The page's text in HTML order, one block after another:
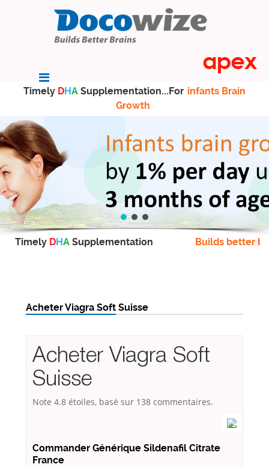
Timely DHA Supplementation...For infants Brain
Growth
Timely DHA Supplementation Builds better
Acheter Viagra Soft Suisse
Acheter Viagra Soft
Suisse
Note 4.8 étoiles, basé sur 138 commentaires.
Commander Générique Sildenafil Citrate
France